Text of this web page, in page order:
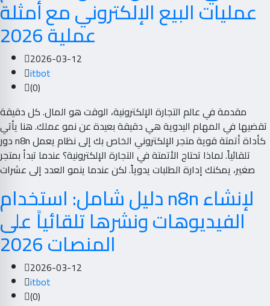
عمليات البيع الإلكتروني مع أمثلة
عملية 2026
2026-03-12
itbot
(0)
مقدمة في عالم التجارة الإلكترونية، الوقت هو المال. كل دقيقة
تقضيها في المهام اليدوية هي دقيقة بعيدة عن نمو عملك. هنا يأتي
دور n8n كأداة أتمتة قوية متجر الإلكتروني الخاص بك إلى نظام يعمل
تلقائياً. لماذا تحتاج الأتمتة في التجارة الإلكترونية؟ عندما تبدأ بمتجر
صغير، يمكنك إدارة الطلبات يدوياً. لكن عندما ينمو العدد إلى عشرات
دليل شامل: استخدام n8n لإنشاء
الفيديوهات ونشرها تلقائياً على
المنصات 2026
2026-03-12
itbot
(0)